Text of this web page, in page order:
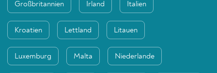
Großbritannien Irland Italien
Kroatien Lettland Litauen
Luxemburg Malta Niederlande